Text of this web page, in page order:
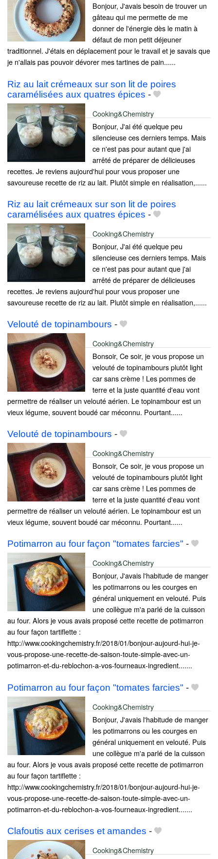
Bonjour, J'avais besoin de trouver un
gâteau qui me permette de me
donner de l'énergie dès le matin à
défaut de mon petit déjeuner
traditionnel. J'étais en déplacement pour le travail et je savais que
je n'allais pas pouvoir dévorer mes tartines de pain......
Riz au lait crémeaux sur son lit de poires
caramélisées aux quatres épices -
Cooking&Chemistry
Bonjour, J'ai été quelque peu
silencieuse ces derniers temps. Mais
ce n'est pas pour autant que j'ai
arrêté de préparer de délicieuses
recettes. Je reviens aujourd'hui pour vous proposer une
savoureuse recette de riz au lait. Plutôt simple en réalisation,......
Riz au lait crémeaux sur son lit de poires
caramélisées aux quatres épices -
Cooking&Chemistry
Bonjour, J'ai été quelque peu
silencieuse ces derniers temps. Mais
ce n'est pas pour autant que j'ai
arrêté de préparer de délicieuses
recettes. Je reviens aujourd'hui pour vous proposer une
savoureuse recette de riz au lait. Plutôt simple en réalisation,......
Velouté de topinambours -
Cooking&Chemistry
Bonsoir, Ce soir, je vous propose un
velouté de topinambours plutôt light
car sans crème ! Les pommes de
terre et la juste quantité d'eau vont
permettre de réaliser un velouté aérien. Le topinambour est un
vieux légume, souvent boudé car méconnu. Pourtant......
Velouté de topinambours -
Cooking&Chemistry
Bonsoir, Ce soir, je vous propose un
velouté de topinambours plutôt light
car sans crème ! Les pommes de
terre et la juste quantité d'eau vont
permettre de réaliser un velouté aérien. Le topinambour est un
vieux légume, souvent boudé car méconnu. Pourtant......
Potimarron au four façon "tomates farcies" -
Cooking&Chemistry
Bonjour, J'avais l'habitude de manger
les potimarrons ou les courges en
général uniquement en velouté. Puis
une collègue m'a parlé de la cuisson
au four. Alors je vous avais proposé cette recette de potimarron
au four façon tartiflette :
http://www.cookingchemistry.fr/2018/01/bonjour-aujourd-hui-je-
vous-propose-une-recette-de-saison-toute-simple-avec-un-
potimarron-et-du-reblochon-a-vos-fourneaux-ingredient.......
Potimarron au four façon "tomates farcies" -
Cooking&Chemistry
Bonjour, J'avais l'habitude de manger
les potimarrons ou les courges en
général uniquement en velouté. Puis
une collègue m'a parlé de la cuisson
au four. Alors je vous avais proposé cette recette de potimarron
au four façon tartiflette :
http://www.cookingchemistry.fr/2018/01/bonjour-aujourd-hui-je-
vous-propose-une-recette-de-saison-toute-simple-avec-un-
potimarron-et-du-reblochon-a-vos-fourneaux-ingredient.......
Clafoutis aux cerises et amandes -
Cooking&Chemistry